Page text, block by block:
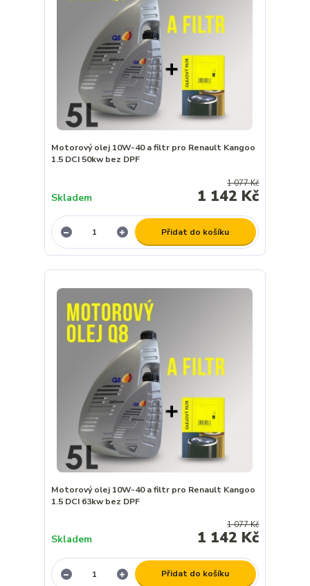
Motorový olej 10W-40 a filtr pro Renault Kangoo
1.5 DCI 50kw bez DPF
1 077 Kč
1 142 Kč
Skladem
Přidat do košíku
Motorový olej 10W-40 a filtr pro Renault Kangoo
1.5 DCI 63kw bez DPF
1 077 Kč
1 142 Kč
Skladem
Přidat do košíku